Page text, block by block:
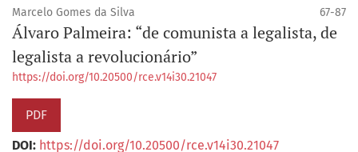
Marcelo Gomes da Silva 67-87
Álvaro Palmeira: “de comunista a legalista, de
legalista a revolucionário”
https://doi.org/10.20500/rce.v14i30.21047
PDF
DOI: https://doi.org/10.20500/rce.v14i30.21047